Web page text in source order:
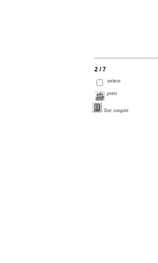
2 / 7
select
print
Text complet